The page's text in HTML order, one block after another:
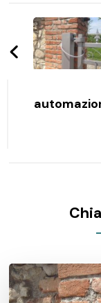
articoli